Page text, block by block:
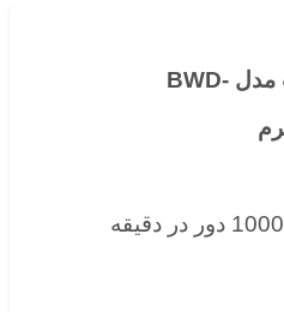
ماشین لباسشویی بست مدل BWD-